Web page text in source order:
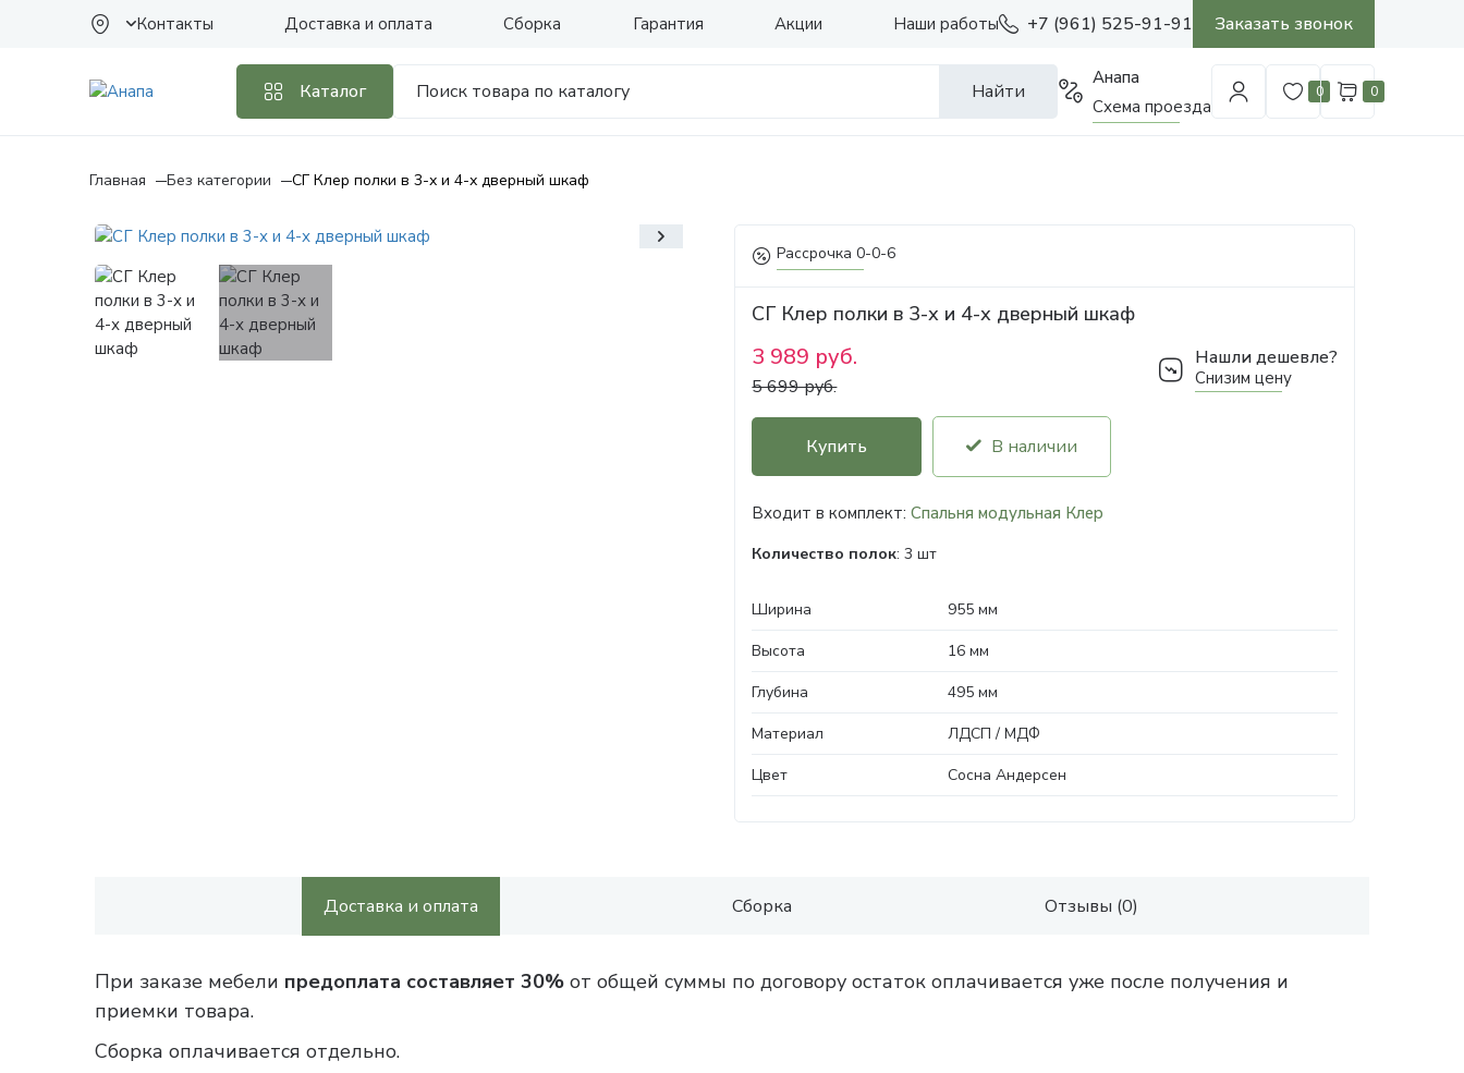
Контакты Доставка и оплата Сборка Гарантия Наши работы
Акции +7 (961) 525-91-91 Заказать звонок
Каталог Найти
Анапа
Схема проезда
0 0
Главная Без категории СГ Клер полки в 3-х и 4-х дверный шкаф
Рассрочка 0-0-6
СГ Клер полки в 3-х и 4-х дверный шкаф
3 989 руб.
5 699 руб.
Нашли дешевле?
Снизим цену
Купить В наличии
Входит в комплект:Спальня модульная Клер
Количество полок: 3 шт
Ширина
955 мм
Высота
16 мм
Глубина
495 мм
Материал
ЛДСП / МДФ
Цвет
Сосна Андерсен
Доставка и оплата Сборка Отзывы (0)
При заказе мебели предоплата составляет 30% от общей суммы по договору остаток оплачивается уже после получения и
приемки товара.
Сборка оплачивается отдельно.